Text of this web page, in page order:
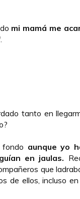
mi mamá me
tanto en
aunque yo
en jaulas.
que
de ellos, incluso